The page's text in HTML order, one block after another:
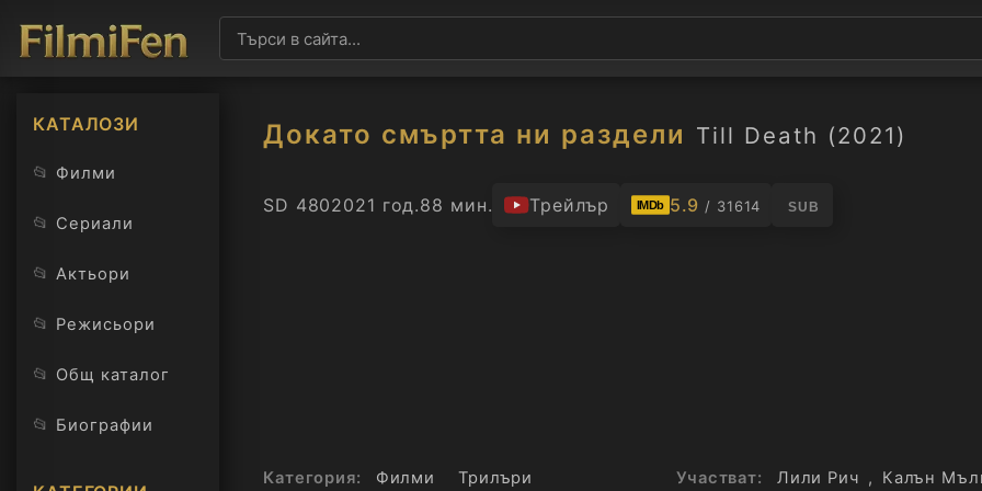
КАТАЛОЗИ
📂 Филми
📂 Сериали
📂 Актьори
📂 Режисьори
📂 Общ каталог
📂 Биографии
Докато смъртта ни раздели Till Death (2021)
SD 4802021 год.88 мин. Трейлър IMDb 5.9 / 31614 SUB
Категория: Филми
Трилъри
Участват: Лили Рич , Калън